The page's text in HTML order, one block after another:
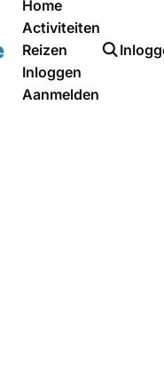
Home
Activiteiten
Reizen
Inloggen
Aanmelden